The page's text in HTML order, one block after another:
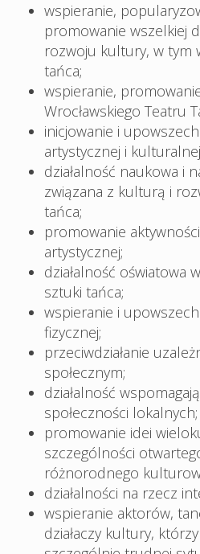
wspieranie,
promowanie wszelkiej
rozwoju kultury, w tym
tańca;
wspieranie,
Wrocławskiego Teatru
inicjowanie i
artystycznej i
działalność naukowa i
związana z kulturą i
tańca;
promowanie
artystycznej;
działalność oświatowa
sztuki tańca;
wspieranie i
fizycznej;
przeciwdziałanie
społecznym;
działalność
społeczności lokalnych;
promowanie idei
szczególności
różnorodnego
działalności na rzecz
wspieranie aktorów,
działaczy kultury,